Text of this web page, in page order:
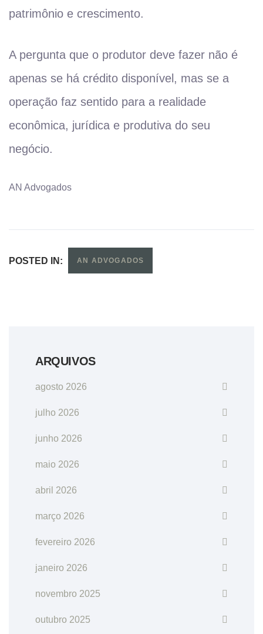
patrimônio e crescimento.
A pergunta que o produtor deve fazer não é
apenas se há crédito disponível, mas se a
operação faz sentido para a realidade
econômica, jurídica e produtiva do seu
negócio.
AN Advogados
POSTED IN: AN ADVOGADOS
ARQUIVOS
agosto 2026
julho 2026
junho 2026
maio 2026
abril 2026
março 2026
fevereiro 2026
janeiro 2026
novembro 2025
outubro 2025